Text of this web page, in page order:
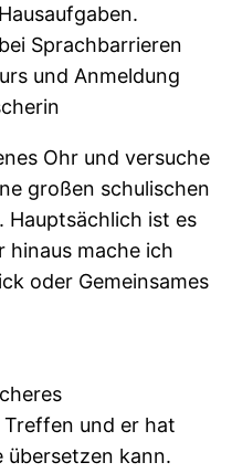
Sprachbarrieren
und Anmeldung
Ohr und versuche
großen schulischen
Hauptsächlich ist es
hinaus mache ich
oder Gemeinsames
und er hat
übersetzen kann.